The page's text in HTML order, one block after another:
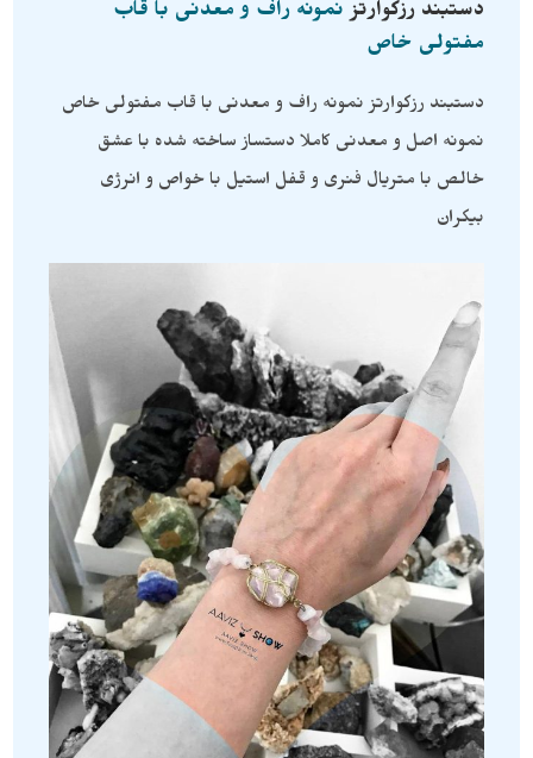
دستبند رزکوارتزنمونه راف و معدنی با قاب
مفتولی خاص
دستبند رزکوارتز نمونه راف و معدنی با قاب مفتولی خاص
نمونه اصل و معدنی کاملا دستساز ساخته شده با عشق
خالص با متریال فنری و قفل استیل با خواص و انرژی
بیکران